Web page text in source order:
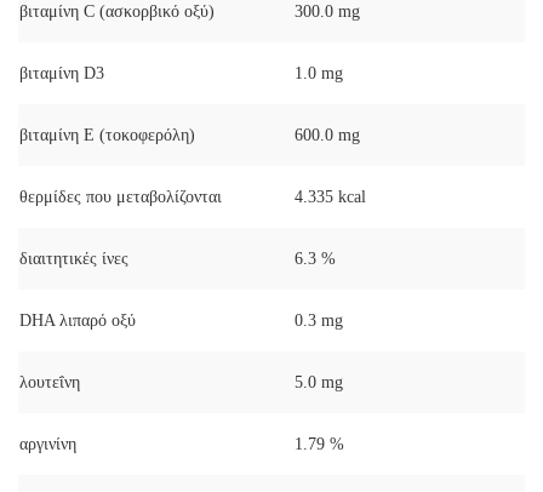
βιταμίνη C (ασκορβικό οξύ) 300.0 mg
βιταμίνη D3 1.0 mg
βιταμίνη Ε (τοκοφερόλη) 600.0 mg
θερμίδες που μεταβολίζονται 4.335 kcal
διαιτητικές ίνες 6.3 %
DHA λιπαρό οξύ 0.3 mg
λουτεΐνη 5.0 mg
αργινίνη 1.79 %